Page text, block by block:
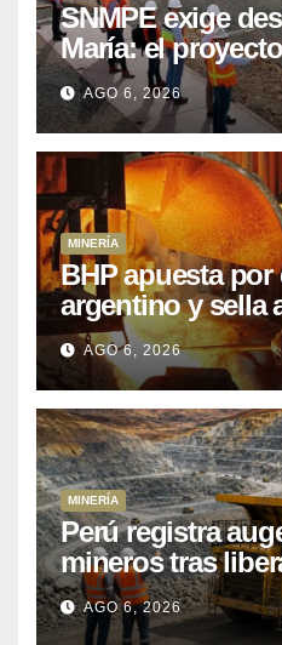
SNMPE exige
María: el
que Perú lleva 15
posponiendo
AGO 6, 2026
MINERÍA
BHP apuesta por
argentino y sella
Kobrea para
AGO 6, 2026
MINERÍA
Perú registra
mineros tras
de mil
cobre y oro
AGO 6, 2026